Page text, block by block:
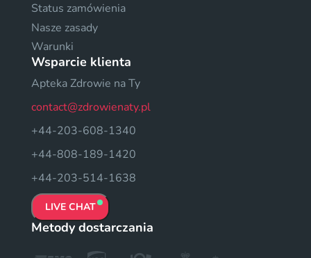
Status zamówienia
Nasze zasady
Warunki
Wsparcie klienta
Apteka Zdrowie na Ty
contact@zdrowienaty.pl
+44-203-608-1340
+44-808-189-1420
+44-203-514-1638
LIVE CHAT
Metody dostarczania